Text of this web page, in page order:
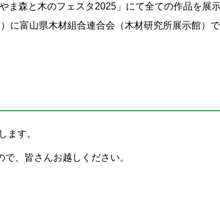
森と木のフェスタ2025」にて全ての作品を展示
に富山県木材組合連合会（木材研究所展示館）
ます。
、皆さんお越しください。